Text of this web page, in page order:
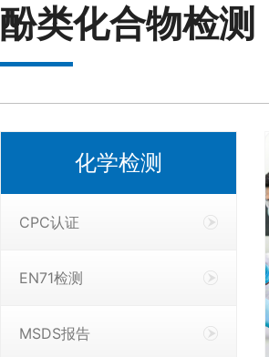
酚类化合物检测
化学检测
CPC认证
EN71检测
MSDS报告